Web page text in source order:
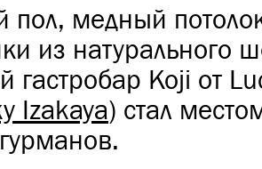
медный
из натурального
гастробар Koji от
Izakaya) стал